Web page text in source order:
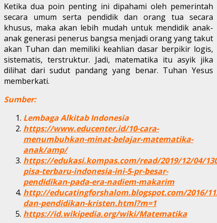
Ketika dua poin penting ini dipahami oleh pemerintah
secara umum serta pendidik dan orang tua secara
khusus, maka akan lebih mudah untuk mendidik anak-
anak generasi penerus bangsa menjadi orang yang takut
akan Tuhan dan memiliki keahlian dasar berpikir logis,
sistematis, terstruktur. Jadi, matematika itu asyik jika
dilihat dari sudut pandang yang benar. Tuhan Yesus
memberkati.
Sumber:
Lembaga Alkitab Indonesia
https://www.educenter.id/10-cara-
menumbuhkan-minat-belajar-matematika-
anak/amp/
https://edukasi.kompas.com/read/2019/12/04/
pisa-terbaru-indonesia-ini-5-pr-besar-
pendidikan-pada-era-nadiem-makarim
http://educatingforshalom.blogspot.com/2016/
dan-pendidikan-kristen.html?m=1
https://id.wikipedia.org/wiki/Matematika